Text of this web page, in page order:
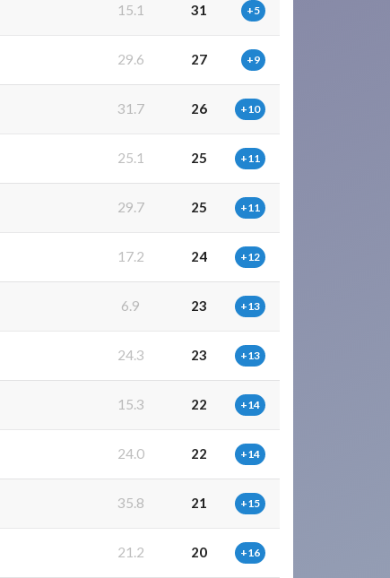
15.1 31 +5
29.6 27 +9
31.7 26 +10
25.1 25 +11
29.7 25 +11
17.2 24 +12
6.9 23 +13
24.3 23 +13
15.3 22 +14
24.0 22 +14
35.8 21 +15
21.2 20 +16